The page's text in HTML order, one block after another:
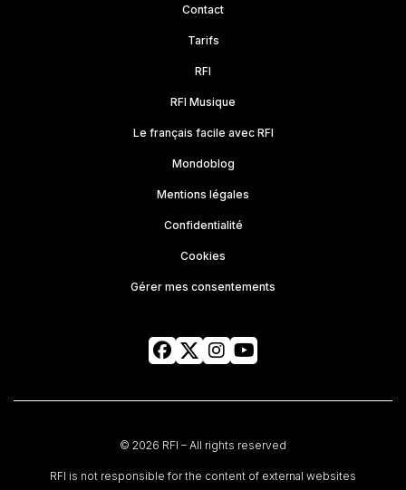
Contact
Tarifs
RFI
RFI Musique
Le français facile avec RFI
Mondoblog
Mentions légales
Confidentialité
Cookies
Gérer mes consentements
© 2026 RFI – All rights reserved
RFI is not responsible for the content of external websites